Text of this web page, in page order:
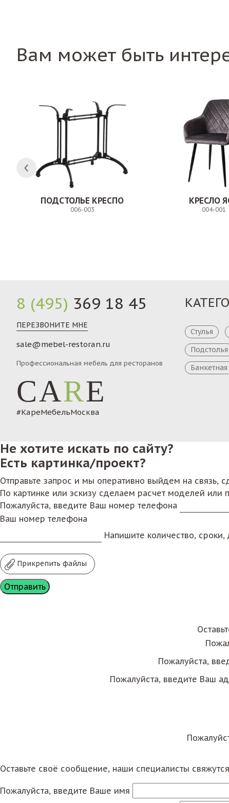
Вам может быть
ПОДСТОЛЬЕ КРЕСПО
006-003
КРЕСЛО
004-001
8 (495) 369 18 45
ПЕРЕЗВОНИТЕ МНЕ
sale@mebel-restoran.ru
Профессиональная мебель для ресторанов
CARE
#КареМебельМосква
Стулья
Подстолья
Не хотите искать по сайту?
Есть картинка/проект?
Отправьте запрос и мы оперативно выйдем на связь,
По картинке или эскизу сделаем расчет моделей или
Пожалуйста, введите Ваш номер телефона
Ваш номер телефона
Напишите количество, сроки,
Прикрепить файлы
Пожалуйста,
Пожалуйста, введите Ваш
Оставьте своё сообщение, наши специалисты
Пожалуйста, введите Ваше имя